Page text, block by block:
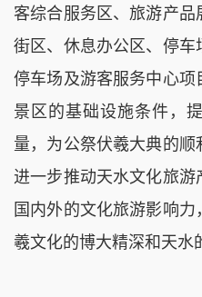
客综合服务区、旅游产
街区、休息办公区、停
停车场及游客服务中心项
景区的基础设施条件，
量，为公祭伏羲大典的
进一步推动天水文化旅
国内外的文化旅游影响
羲文化的博大精深和天水